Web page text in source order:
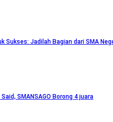
Sukses: Jadilah Bagian dari SMA
SMANSAGO Borong 4 juara